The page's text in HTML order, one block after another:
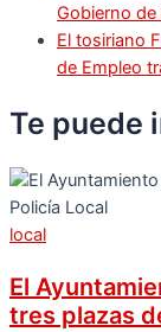
Gobierno de
El tosiriano
de Empleo
Te puede
local
El
tres plazas